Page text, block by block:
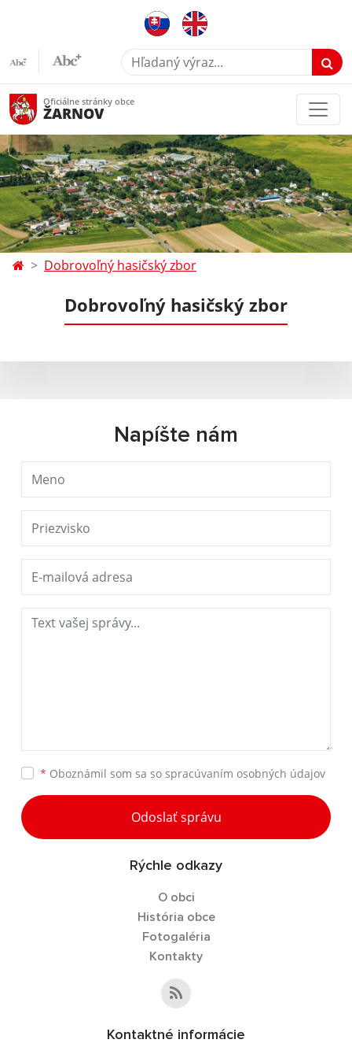
Hľadaný výraz...
Oficiálne stránky obce
ŽARNOV
Dobrovoľný hasičský zbor
Dobrovoľný hasičský zbor
Napíšte nám
* Oboznámil som sa so spracúvaním osobných údajov
Odoslať správu
Rýchle odkazy
O obci
História obce
Fotogaléria
Kontakty
Kontaktné informácie